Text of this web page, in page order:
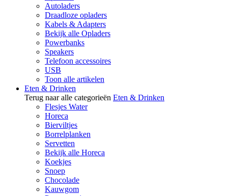
Autoladers
Draadloze opladers
Kabels & Adapters
Bekijk alle Opladers
Powerbanks
Speakers
Telefoon accessoires
USB
Toon alle artikelen
Eten & Drinken
Terug naar alle categorieën Eten & Drinken
Flesjes Water
Horeca
Bierviltjes
Borrelplanken
Servetten
Bekijk alle Horeca
Koekjes
Snoep
Chocolade
Kauwgom